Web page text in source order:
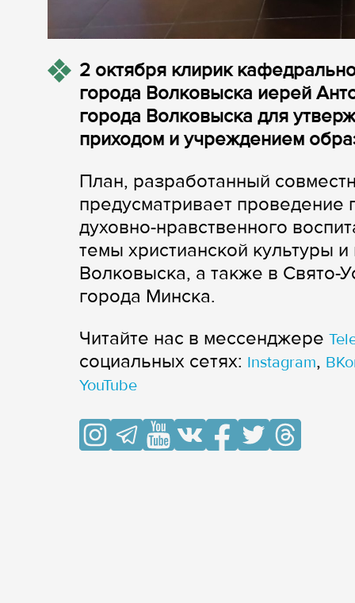
2 октября клирик
города Волковыска иерей
города Волковыска для
приходом и учреждением
План, разработанный
предусматривает проведение
духовно-нравственного
темы христианской культуры
Волковыска, а также в Свято-
города Минска.
Читайте нас в мессенджере
cоциальных сетях: Instagram,
YouTube